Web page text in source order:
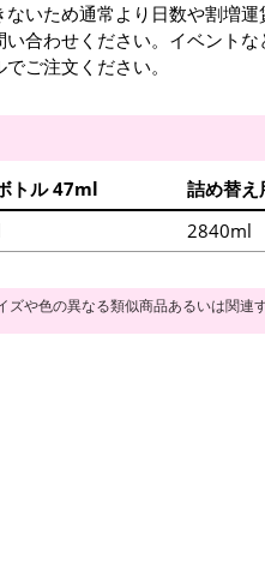
いため通常より日数や割増
合わせください。イベントな
ご注文ください。
トル 47ml
詰め替え
2840ml
ズや色の異なる類似商品あるいは関連